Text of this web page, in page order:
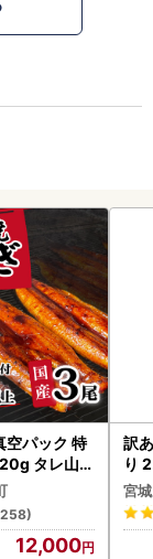
空パック 特
タレ山椒
まぶし 訳
鰻 個包装
小分け 八千
12,000
訳
り
鮭
宮